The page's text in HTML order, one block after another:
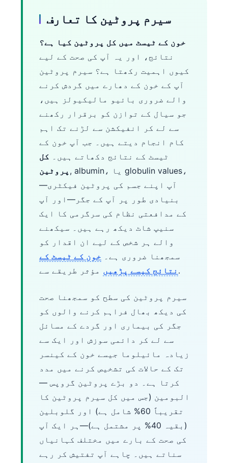
سیرم پروٹین کا تعارف
خون کے ٹیسٹ میں کل پروٹین کیا ہے؟
نتائج، اور یہ آپ کی صحت کے لیے
کیوں اہمیت رکھتا ہے؟ سیرم پروٹین
آپ کے خون کے دھارے میں گردش کرنے
والے ضروری بائیو مالیکیولز ہیں،
جو سیال کے توازن کو برقرار رکھنے
سے لے کر انفیکشن سے لڑنے تک اہم
کام انجام دیتے ہیں۔ جب آپ خون کے
ٹیسٹ کے نتائج دکھاتے ہیں۔ کل
پروٹین , albumin، یا globulin values،
آپ اپنے جسم کی پروٹین فیکٹری—
بنیادی طور پر آپ کے جگر—اور آپ
کے مدافعتی نظام کی سرگرمی کا ایک
سنیپ شاٹ دیکھ رہے ہیں۔ سیکھنے
والے ہر شخص کے لیے ان اقدار کو
سمجھنا ضروری ہے۔ خون کے ٹیسٹ کے
نتائج کیسے پڑھیں مؤثر طریقے سے.
سیرم پروٹین کی سطح کو سمجھنا صحت
کی دیکھ بھال فراہم کرنے والوں کو
جگر کی بیماری اور گردے کے مسائل
سے لے کر دائمی سوزش اور ایک سے
زیادہ مائیلوما جیسے خون کے کینسر
تک کے حالات کی تشخیص کرنے میں مدد
کرتا ہے۔ دو بڑے پروٹین گروپس —
البومین (جس میں کل سیرم پروٹین کا
تقریباً 60% شامل ہے) اور گلوبلین
(بقیہ 40% پر مشتمل ہے)—ہر ایک آپ
کی صحت کے بارے میں مختلف کہانیاں
سناتے ہیں۔ چاہے آپ تفتیش کر رہے